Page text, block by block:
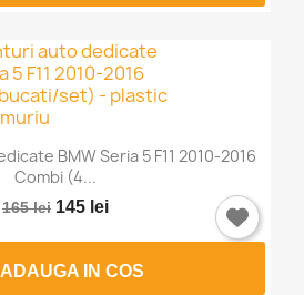
BMW Seria 5 F11 2010-2016
Combi (4...
165 lei 145 lei
ADAUGA IN COS